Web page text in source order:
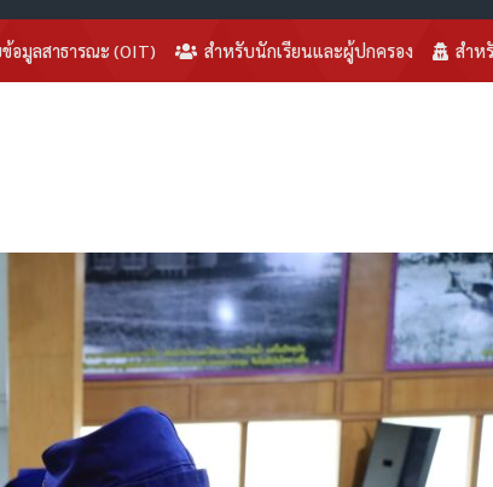
ข้อมูลสาธารณะ (OIT) สำหรับนักเรียนและผู้ปกครอง สำห